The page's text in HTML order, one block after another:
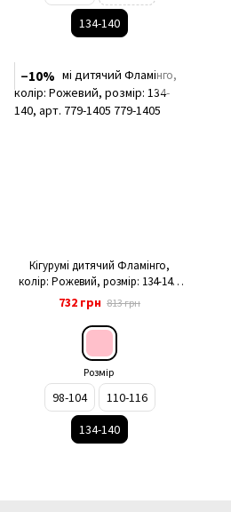
134-140
−10%
Кігурумі дитячий Фламінго,
колір: Рожевий, розмір: 134-140,
арт. 779-1405
732 грн 813 грн
Розмір
98-104
110-116
134-140